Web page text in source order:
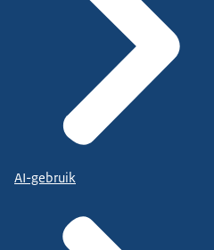
AI-gebruik